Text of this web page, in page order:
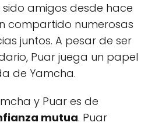
amigos desde hace
compartido numerosas
juntos. A pesar de ser
Puar juega un papel
de Yamcha.
y Puar es de
mutua. Puar